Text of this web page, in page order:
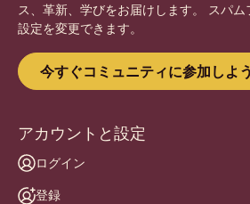
ス、革新、学びをお届けします。 スパ
設定を変更できます。
今すぐコミュニティに参加しよ
アカウントと設定
ログイン
登録